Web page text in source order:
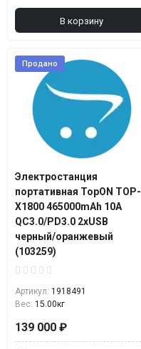
В корзину
Продано
Электростанция
портативная TopON TOP-
X1800 465000mAh 10A
QC3.0/PD3.0 2xUSB
черный/оранжевый
(103259)
Артикул: 1918491
Вес: 15.00кг
139 000 ₽